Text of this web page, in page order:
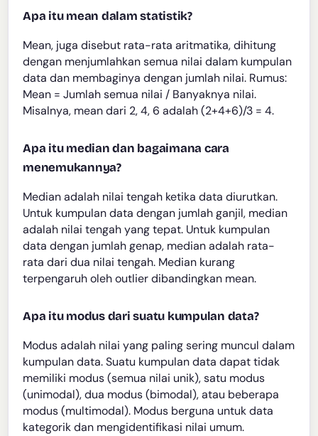
Apa itu mean dalam statistik?
Mean, juga disebut rata-rata aritmatika, dihitung
dengan menjumlahkan semua nilai dalam kumpulan
data dan membaginya dengan jumlah nilai. Rumus:
Mean = Jumlah semua nilai / Banyaknya nilai.
Misalnya, mean dari 2, 4, 6 adalah (2+4+6)/3 = 4.
Apa itu median dan bagaimana cara
menemukannya?
Median adalah nilai tengah ketika data diurutkan.
Untuk kumpulan data dengan jumlah ganjil, median
adalah nilai tengah yang tepat. Untuk kumpulan
data dengan jumlah genap, median adalah rata-
rata dari dua nilai tengah. Median kurang
terpengaruh oleh outlier dibandingkan mean.
Apa itu modus dari suatu kumpulan data?
Modus adalah nilai yang paling sering muncul dalam
kumpulan data. Suatu kumpulan data dapat tidak
memiliki modus (semua nilai unik), satu modus
(unimodal), dua modus (bimodal), atau beberapa
modus (multimodal). Modus berguna untuk data
kategorik dan mengidentifikasi nilai umum.